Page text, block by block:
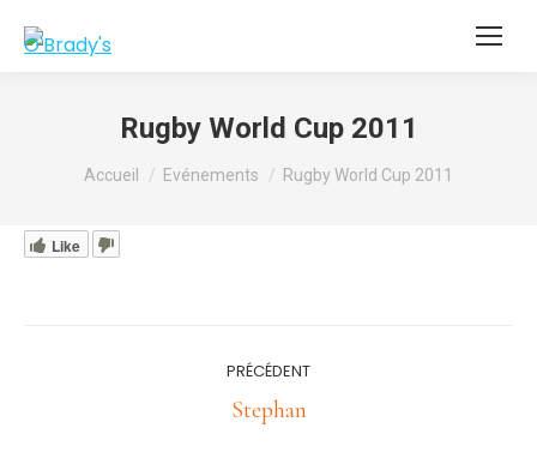
Rugby World Cup 2011
Vous êtes ici :
Accueil Evénements Rugby World Cup 2011
Like
PRÉCÉDENT
Article
Stephan